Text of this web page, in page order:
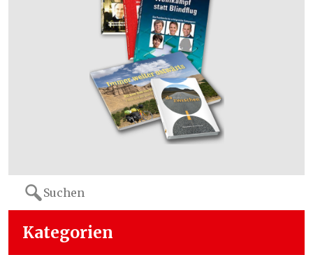
Search
for:
Kategorien